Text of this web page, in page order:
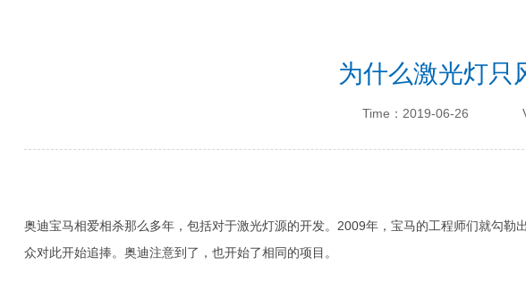
为什么激光灯只
Time：2019-06-26
奥迪宝马相爱相杀那么多年，包括对于激光灯源的开发。2009年，宝马的工程师们就勾
众对此开始追捧。奥迪注意到了，也开始了相同的项目。